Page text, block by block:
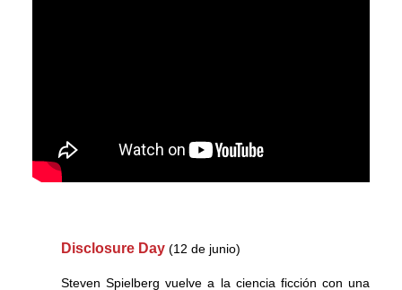
Disclosure Day (12 de junio)
Steven Spielberg vuelve a la ciencia ficción con una